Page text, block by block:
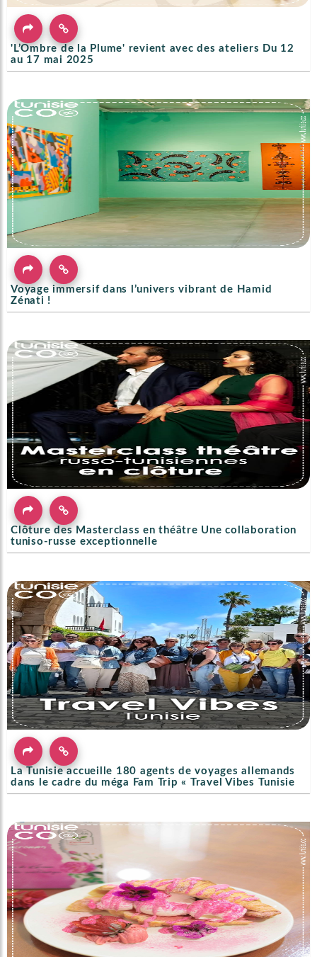
'L’Ombre de la Plume' revient avec des ateliers Du 12
au 17 mai 2025
Voyage immersif dans l’univers vibrant de Hamid
Zénati !
Clôture des Masterclass en théâtre Une collaboration
tuniso-russe exceptionnelle
La Tunisie accueille 180 agents de voyages allemands
dans le cadre du méga Fam Trip « Travel Vibes Tunisie